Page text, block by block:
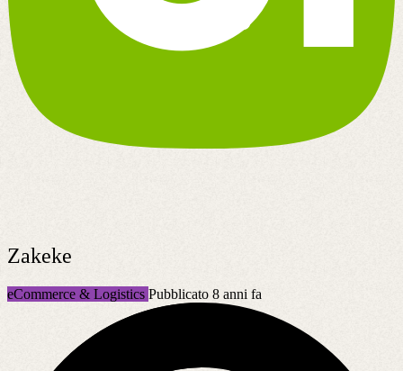
Zakeke
eCommerce & Logistics Pubblicato 8 anni fa